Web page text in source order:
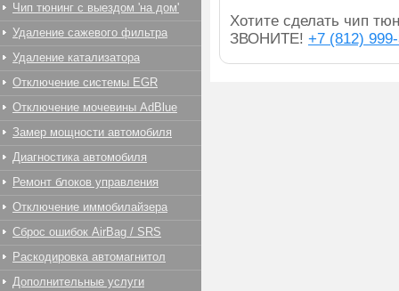
Хотите сделать чип
ЗВОНИТЕ! +7 (812)
Чип тюнинг с выездом 'на дом'
Удаление сажевого фильтра
Удаление катализатора
Отключение системы EGR
Отключение мочевины AdBlue
Замер мощности автомобиля
Диагностика автомобиля
Ремонт блоков управления
Отключение иммобилайзера
Сброс ошибок AirBag / SRS
Раскодировка автомагнитол
Дополнительные услуги